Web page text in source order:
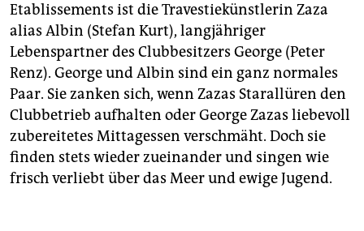
Etablissements ist die Travestiekünstlerin Zaza
alias Albin (Stefan Kurt), langjähriger
Lebenspartner des Clubbesitzers George (Peter
Renz). George und Albin sind ein ganz normales
Paar. Sie zanken sich, wenn Zazas Starallüren den
Clubbetrieb aufhalten oder George Zazas liebevoll
zubereitetes Mittagessen verschmäht. Doch sie
finden stets wieder zueinander und singen wie
frisch verliebt über das Meer und ewige Jugend.